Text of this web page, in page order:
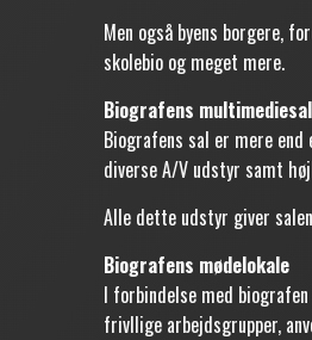
Men også byens borgere,
skolebio og meget mere.
Biografens multimediesal
Biografens sal er mere
diverse A/V udstyr samt
Alle dette udstyr giver
Biografens mødelokale
I forbindelse med
frivllige arbejdsgrupper,